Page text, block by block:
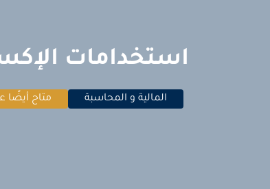
استخدامات
المالية و المحاسبة متاح أيضًا